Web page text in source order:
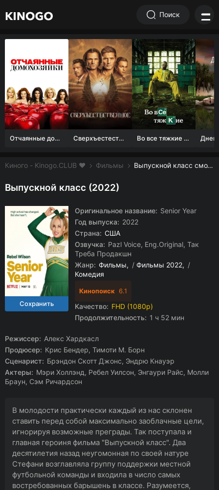
Поиск
Отчаянные домохозяйки (1 сезон) Сверхъестественное Во все тяжкие 1-5 сезон
Киного - Kinogo.CLUB ❤️ Фильмы Выпускной класс смотреть онлайн бесплатно
Выпускной класс (2022)
Оригинальное название: Senior Year
Год выпуска: 2022
Страна: США
Озвучка: Pazl Voice, Eng.Original, Так
Треба Продакшн
Жанр: Фильмы / Фильмы 2022
/
Комедия
Кинопоиск 6.1
Качество: FHD (1080p)
Продолжительность: 1 ч 52 мин
Режиссер: Алекс Хардкасл
Продюсер: Крис Бендер, Тимоти М. Борн
Сценарист: Брэндон Скотт Джонс, Эндрю Кнауэр
Актеры: Мэри Холлэнд, Ребел Уилсон, Энгаури Райс, Молли
Браун, Сэм Ричардсон
В молодости практически каждый из нас склонен
ставить перед собой максимально заоблачные цели,
игнорируя возможные преграды. Так поступала и
главная героиня фильма "Выпускной класс". Два
десятилетия назад неугомонная по своей натуре
Стефани возглавляла группу поддержки местной
футбольной команды и входила в число самых
востребованных барышень в классе. Разумеется,